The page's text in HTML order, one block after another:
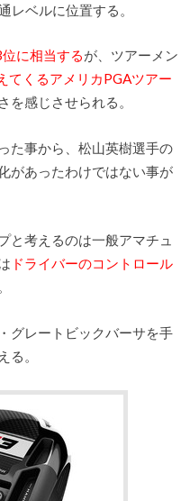
レベルに位置する。
に相当するが、ツアーメン
てくるアメリカPGAツアー
を感じさせられる。
た事から、松山英樹選手の
があったわけではない事が
と考えるのは一般アマチュ
ドライバーのコントロール
グレートビックバーサを手
る。